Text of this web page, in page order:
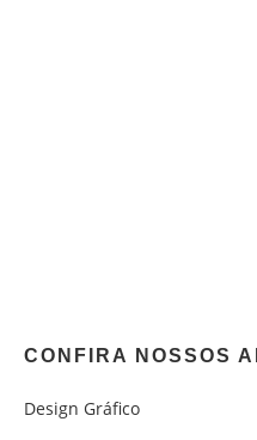
CONFIRA NOSSOS
Design Gráfico